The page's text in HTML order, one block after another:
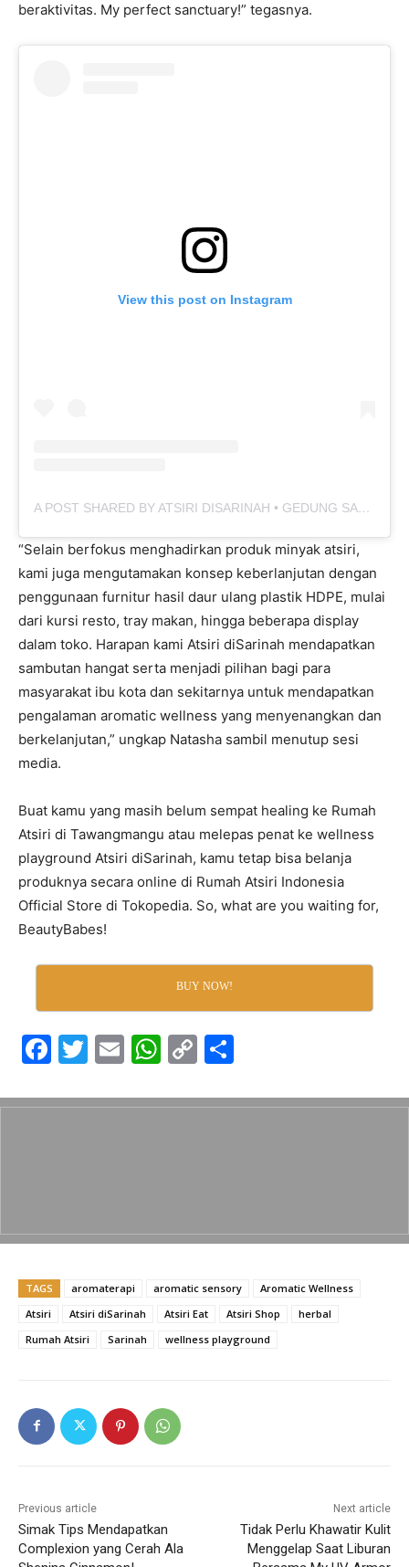
beraktivitas. My perfect sanctuary!” tegasnya.
View this post on Instagram
A POST SHARED BY ATSIRI DISARINAH • GEDUNG SARINAH LT. 5 (@ATSIRISARINAH)
“Selain berfokus menghadirkan produk minyak atsiri,
kami juga mengutamakan konsep keberlanjutan dengan
penggunaan furnitur hasil daur ulang plastik HDPE, mulai
dari kursi resto, tray makan, hingga beberapa display
dalam toko. Harapan kami Atsiri diSarinah mendapatkan
sambutan hangat serta menjadi pilihan bagi para
masyarakat ibu kota dan sekitarnya untuk mendapatkan
pengalaman aromatic wellness yang menyenangkan dan
berkelanjutan,” ungkap Natasha sambil menutup sesi
media.
Buat kamu yang masih belum sempat healing ke Rumah
Atsiri di Tawangmangu atau melepas penat ke wellness
playground Atsiri diSarinah, kamu tetap bisa belanja
produknya secara online di Rumah Atsiri Indonesia
Official Store di Tokopedia. So, what are you waiting for,
BeautyBabes!
BUY NOW!
F
c
k
T
itt
E
ai
W
at
C
p ar
TAGS aromaterapi aromatic sensory
Aromatic Wellness
Atsiri
Atsiri diSarinah Atsiri Eat Atsiri Shop
herbal
Rumah Atsiri
Sarinah wellness playground
Previous article
Simak Tips Mendapatkan
Complexion yang Cerah Ala
Next article
Tidak Perlu Khawatir Kulit
Menggelap Saat Liburan